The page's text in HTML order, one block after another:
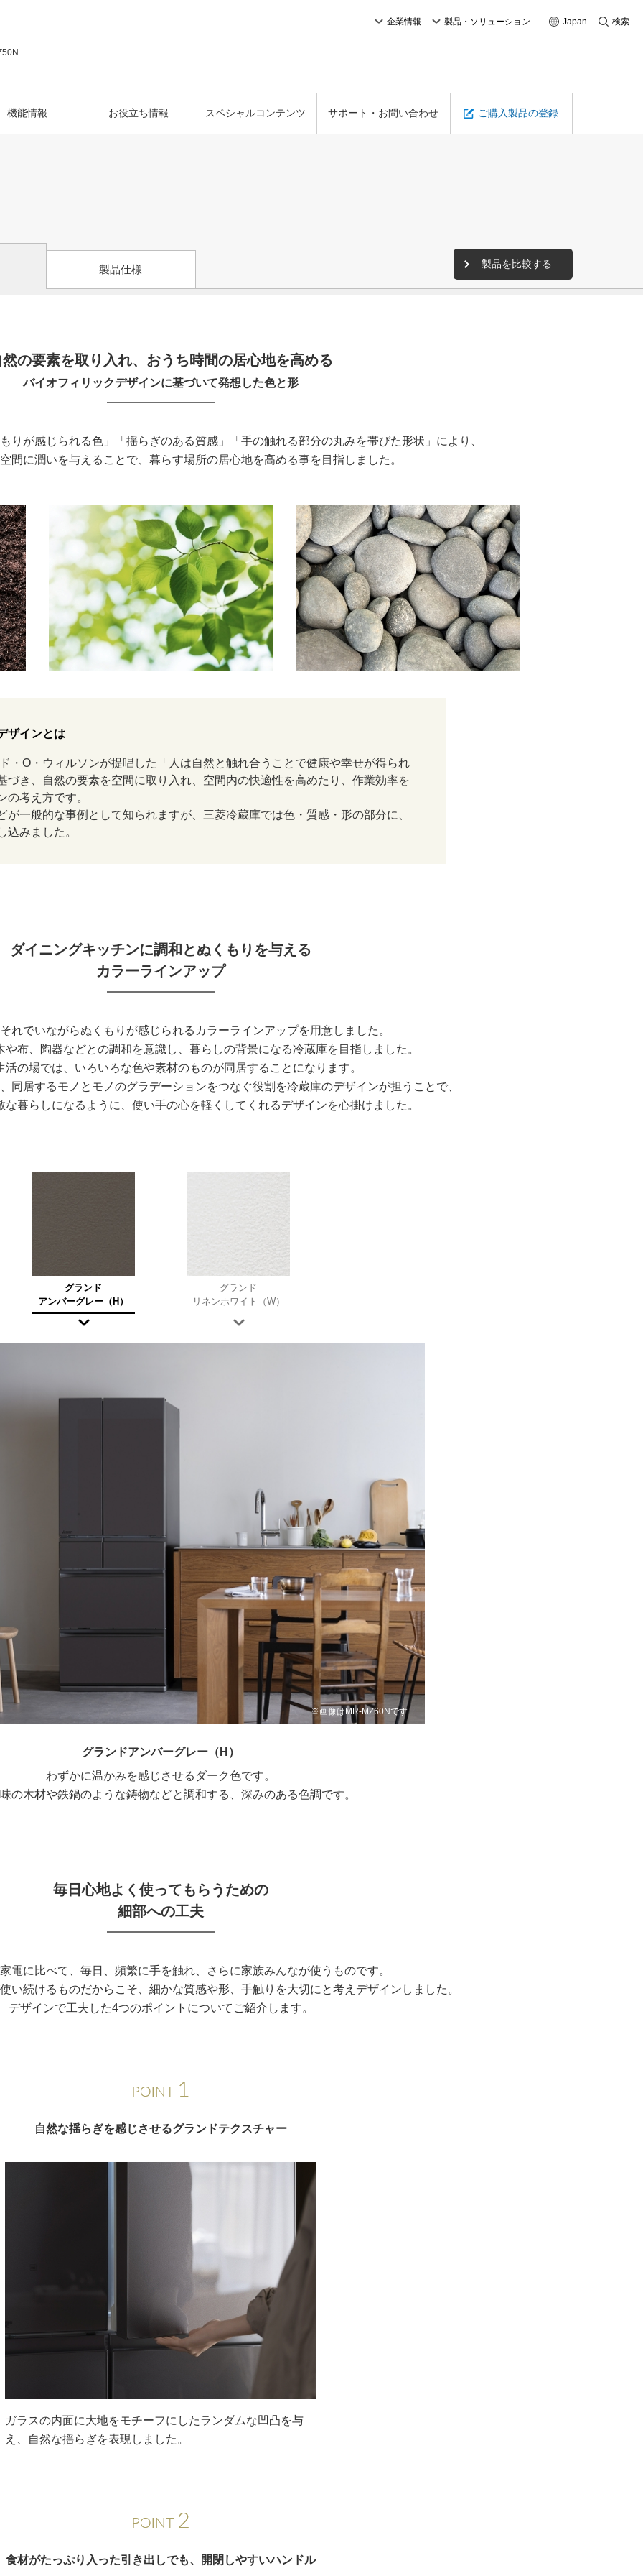
企業情報 製品・ソリューション Japan 検索
機能情報 お役立ち情報 スペシャルコンテンツ サポート・お問い合わせ ご購入製品の登録
製品を比較する
製品仕様
の要素を取り入れ、 おうち時間の居心地を高める
バイオフィリックデザインに基づいて発想した色と形
りが感じられる色」「揺らぎのある質感」「手の触れる部分の丸みを帯びた形状」により、
間に潤いを与えることで、暮らす場所の居心地を高める事を目指しました。
ザインとは
・O・ウィルソンが提唱した「人は自然と触れ合うことで健康や幸せが得られ
づき、自然の要素を空間に取り入れ、空間内の快適性を高めたり、作業効率を
の考え方です。
が一般的な事例として知られますが、三菱冷蔵庫では色・質感・形の部分に、
込みました。
ダイニングキッチンに調和とぬくもりを与える
カラーラインアップ
れでいながらぬくもりが感じられるカラーラインアップを用意しました。
や布、陶器などとの調和を意識し、暮らしの背景になる冷蔵庫を目指しました。
活の場では、いろいろな色や素材のものが同居することになります。
同居するモノとモノのグラデーションをつなぐ役割を冷蔵庫のデザインが担うことで、
な暮らしになるように、使い手の心を軽くしてくれるデザインを心掛けました。
グランド
アンバーグレー （H）
グランド
リネンホワイト
（W）
※画像はMR-MZ60Nです
グランドアンバーグレー（H）
わずかに温かみを感じさせるダーク色です。
の木材や鉄鍋のような鋳物などと調和する、深みのある色調です。
毎日心地よく使ってもらうための
細部への工夫
電に比べて、毎日、頻繁に手を触れ、さらに家族みんなが使うものです。
い続けるものだからこそ、細かな質感や形、手触りを大切にと考えデザインしました。
デザインで工夫した4つのポイントについてご紹介します。
自然な揺らぎを感じさせるグランドテクスチャー
ガラスの内面に大地をモチーフにしたランダムな凹凸を与
え、自然な揺らぎを表現しました。
食材がたっぷり入った引き出しでも、 開閉しやすいハンドル